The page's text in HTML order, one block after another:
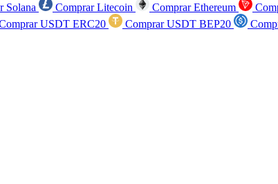
Solana Comprar Litecoin Comprar Ethereum
USDT ERC20 Comprar USDT BEP20